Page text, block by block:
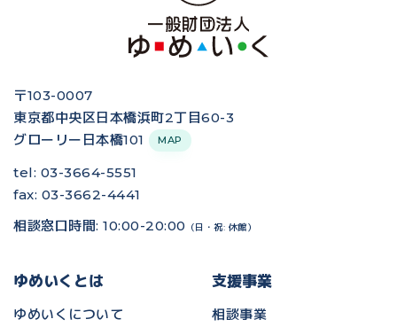
〒103-0007
東京都中央区日本橋浜町2丁目60-3
グローリー日本橋101
MAP
tel: 03-3664-5551
fax: 03-3662-4441
相談窓口時間: 10:00-20:00
（日・祝: 休館）
ゆめいくとは
ゆめいくについて
支援事業
相談事業